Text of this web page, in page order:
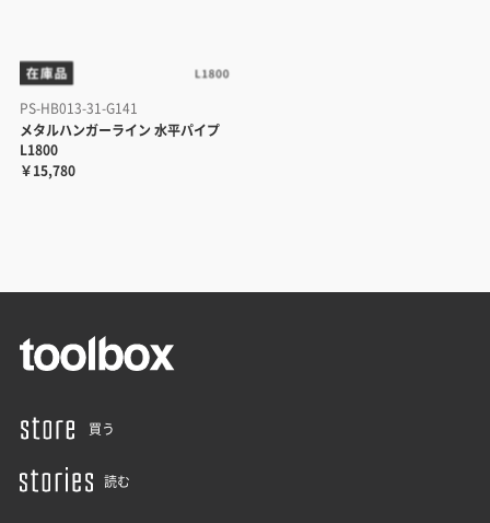
PS-HB013-31-G141
メタルハンガーライン 水平パイプ
L1800
￥15,780
買う
読む